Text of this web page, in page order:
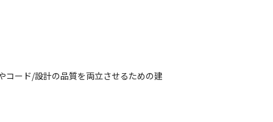
コード/設計の品質を両立させるための建